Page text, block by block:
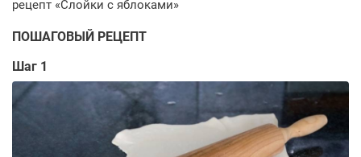
ПОШАГОВЫЙ РЕЦЕПТ
Шаг 1